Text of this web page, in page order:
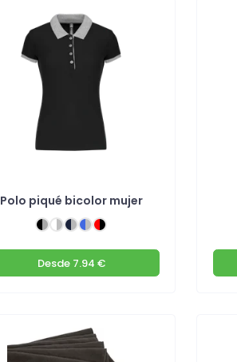
Polo piqué bicolor mujer
Desde7.94 €